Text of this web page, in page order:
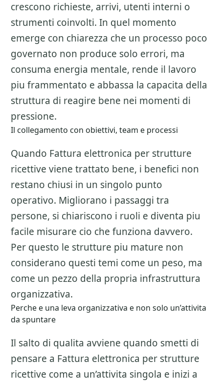
crescono richieste, arrivi, utenti interni o
strumenti coinvolti. In quel momento
emerge con chiarezza che un processo poco
governato non produce solo errori, ma
consuma energia mentale, rende il lavoro
piu frammentato e abbassa la capacita della
struttura di reagire bene nei momenti di
pressione.
Il collegamento con obiettivi, team e processi
Quando Fattura elettronica per strutture
ricettive viene trattato bene, i benefici non
restano chiusi in un singolo punto
operativo. Migliorano i passaggi tra
persone, si chiariscono i ruoli e diventa piu
facile misurare cio che funziona davvero.
Per questo le strutture piu mature non
considerano questi temi come un peso, ma
come un pezzo della propria infrastruttura
organizzativa.
Perche e una leva organizzativa e non solo un’attivita
da spuntare
Il salto di qualita avviene quando smetti di
pensare a Fattura elettronica per strutture
ricettive come a un’attivita singola e inizi a